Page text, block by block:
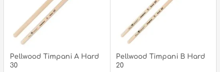
Pellwood Timpani A Hard
30
Pellwood Timpani B Hard
20